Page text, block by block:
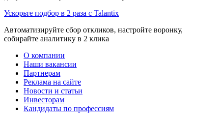
Ускорьте подбор в 2 раза с Talantix
Автоматизируйте сбор откликов, настройте воронку,
собирайте аналитику в 2 клика
О компании
Наши вакансии
Партнерам
Реклама на сайте
Новости и статьи
Инвесторам
Кандидаты по профессиям